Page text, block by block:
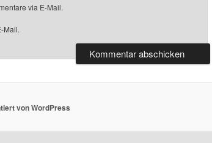
via E-Mail.
Mail.
von WordPress